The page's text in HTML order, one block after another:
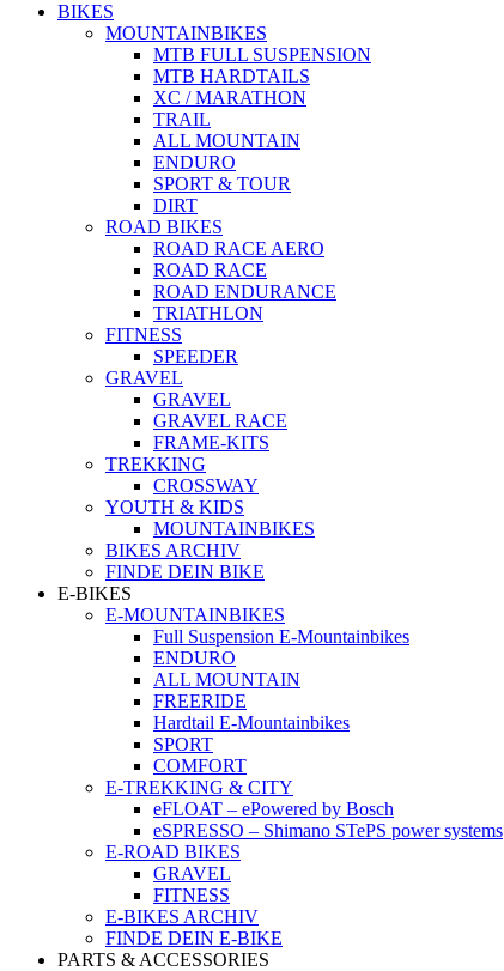
BIKES
MOUNTAINBIKES
MTB FULL SUSPENSION
MTB HARDTAILS
XC / MARATHON
TRAIL
ALL MOUNTAIN
ENDURO
SPORT & TOUR
DIRT
ROAD BIKES
ROAD RACE AERO
ROAD RACE
ROAD ENDURANCE
TRIATHLON
FITNESS
SPEEDER
GRAVEL
GRAVEL
GRAVEL RACE
FRAME-KITS
TREKKING
CROSSWAY
YOUTH & KIDS
MOUNTAINBIKES
BIKES ARCHIV
FINDE DEIN BIKE
E-BIKES
E-MOUNTAINBIKES
Full Suspension E-Mountainbikes
ENDURO
ALL MOUNTAIN
FREERIDE
Hardtail E-Mountainbikes
SPORT
COMFORT
E-TREKKING & CITY
eFLOAT – ePowered by Bosch
eSPRESSO – Shimano STePS power systems
E-ROAD BIKES
GRAVEL
FITNESS
E-BIKES ARCHIV
FINDE DEIN E-BIKE
PARTS & ACCESSORIES